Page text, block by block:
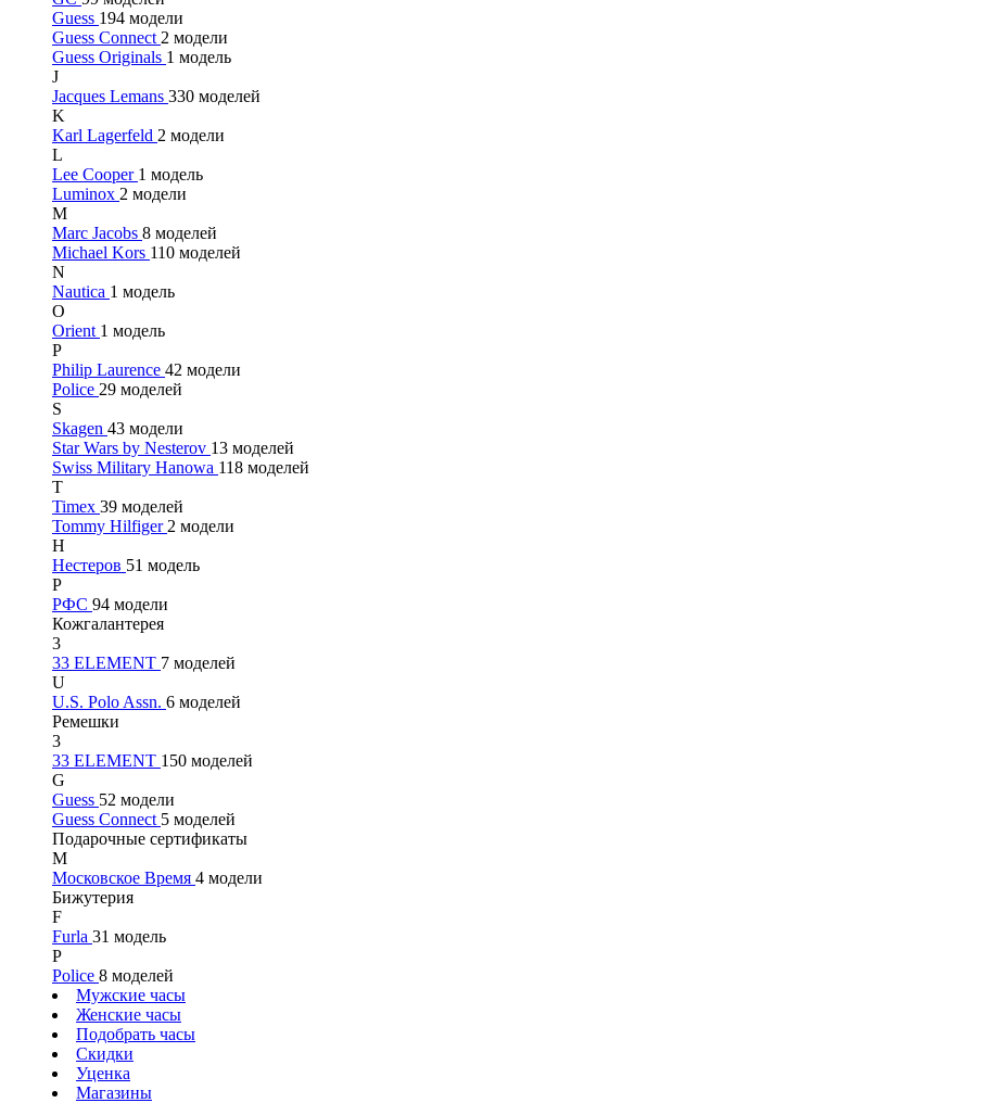
Guess 194 модели
Guess Connect 2 модели
Guess Originals 1 модель
J
Jacques Lemans 330 моделей
K
Karl Lagerfeld 2 модели
L
Lee Cooper 1 модель
Luminox 2 модели
M
Marc Jacobs 8 моделей
Michael Kors 110 моделей
N
Nautica 1 модель
O
Orient 1 модель
P
Philip Laurence 42 модели
Police 29 моделей
S
Skagen 43 модели
Star Wars by Nesterov 13 моделей
Swiss Military Hanowa 118 моделей
T
Timex 39 моделей
Tommy Hilfiger 2 модели
Н
Нестеров 51 модель
Р
РФС 94 модели
Кожгалантерея
3
33 ELEMENT 7 моделей
U
U.S. Polo Assn. 6 моделей
Ремешки
3
33 ELEMENT 150 моделей
G
Guess 52 модели
Guess Connect 5 моделей
Подарочные сертификаты
М
Московское Время 4 модели
Бижутерия
F
Furla 31 модель
P
Police 8 моделей
Мужские часы
Женские часы
Подобрать часы
Скидки
Уценка
Магазины